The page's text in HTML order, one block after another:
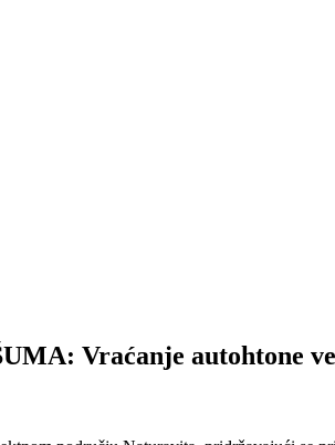
Vraćanje autohtone